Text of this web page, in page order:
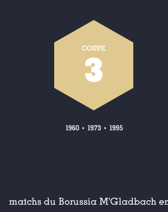
COUPE
3
1960• 1973• 1995
matchs du Borussia M'Gladbach